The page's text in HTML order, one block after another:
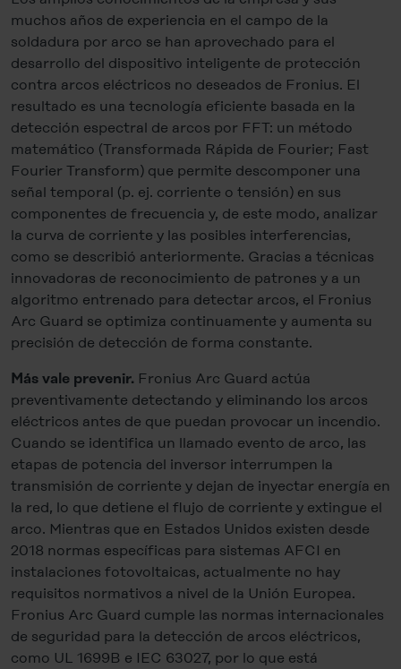
muchos años de experiencia en el campo de la
soldadura por arco se han aprovechado para el
desarrollo del dispositivo inteligente de protección
contra arcos eléctricos no deseados de Fronius. El
resultado es una tecnología eficiente basada en la
detección espectral de arcos por FFT: un método
matemático (Transformada Rápida de Fourier; Fast
Fourier Transform) que permite descomponer una
señal temporal (p. ej. corriente o tensión) en sus
componentes de frecuencia y, de este modo, analizar
la curva de corriente y las posibles interferencias,
como se describió anteriormente. Gracias a técnicas
innovadoras de reconocimiento de patrones y a un
algoritmo entrenado para detectar arcos, el Fronius
Arc Guard se optimiza continuamente y aumenta su
precisión de detección de forma constante.
Más vale prevenir. Fronius Arc Guard actúa
preventivamente detectando y eliminando los arcos
eléctricos antes de que puedan provocar un incendio.
Cuando se identifica un llamado evento de arco, las
etapas de potencia del inversor interrumpen la
transmisión de corriente y dejan de inyectar energía en
la red, lo que detiene el flujo de corriente y extingue el
arco. Mientras que en Estados Unidos existen desde
2018 normas específicas para sistemas AFCI en
instalaciones fotovoltaicas, actualmente no hay
requisitos normativos a nivel de la Unión Europea.
Fronius Arc Guard cumple las normas internacionales
de seguridad para la detección de arcos eléctricos,
como UL 1699B e IEC 63027, por lo que está